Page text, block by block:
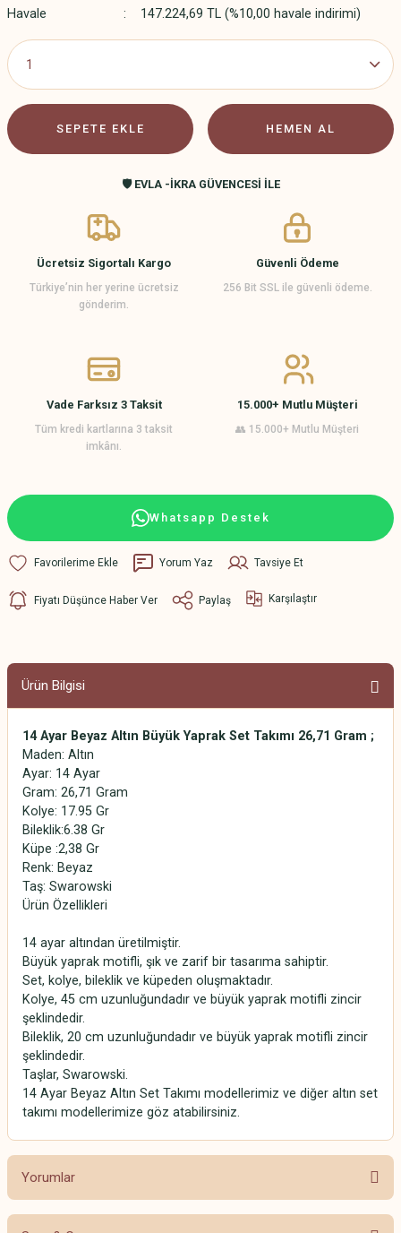
Havale
147.224,69 TL (%10,00 havale indirimi)
SEPETE EKLE HEMEN AL
🛡️ EVLA -İKRA GÜVENCESİ İLE
Ücretsiz Sigortalı Kargo
Türkiye’nin her yerine ücretsiz
gönderim.
Güvenli Ödeme
256 Bit SSL ile güvenli ödeme.
Vade Farksız 3 Taksit
Tüm kredi kartlarına 3 taksit
imkânı.
15.000+ Mutlu Müşteri
👥 15.000+ Mutlu Müşteri
Whatsapp Destek
Yorum Yaz Tavsiye Et
Fiyatı Düşünce Haber Ver Paylaş Karşılaştır
Ürün Bilgisi
14 Ayar Beyaz Altın Büyük Yaprak Set Takımı 26,71 Gram ;
Maden: Altın
Ayar: 14 Ayar
Gram: 26,71 Gram
Kolye: 17.95 Gr
Bileklik:6.38 Gr
Küpe :2,38 Gr
Renk: Beyaz
Taş: Swarowski
Ürün Özellikleri
14 ayar altından üretilmiştir.
Büyük yaprak motifli, şık ve zarif bir tasarıma sahiptir.
Set, kolye, bileklik ve küpeden oluşmaktadır.
Kolye, 45 cm uzunluğundadır ve büyük yaprak motifli zincir
şeklindedir.
Bileklik, 20 cm uzunluğundadır ve büyük yaprak motifli zincir
şeklindedir.
Taşlar, Swarowski.
14 Ayar Beyaz Altın Set Takımı modellerimiz ve diğer altın set
takımı modellerimize göz atabilirsiniz.
Yorumlar